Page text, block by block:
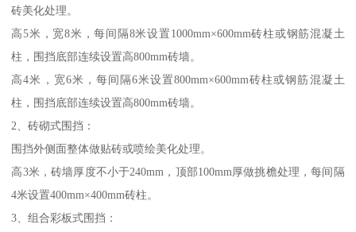
砖美化处理。
高5米，宽8米，每间隔8米设置1000mm×600mm砖柱或钢筋混凝土
柱，围挡底部连续设置高800mm砖墙。
高4米，宽6米，每间隔6米设置800mm×600mm砖柱或钢筋混凝土
柱，围挡底部连续设置高800mm砖墙。
2、砖砌式围挡：
围挡外侧面整体做贴砖或喷绘美化处理。
高3米，砖墙厚度不小于240mm，顶部100mm厚做挑檐处理，每间隔
4米设置400mm×400mm砖柱。
3、组合彩板式围挡：